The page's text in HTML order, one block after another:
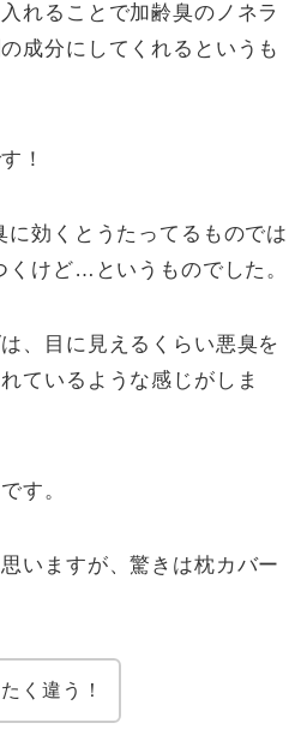
れることで加齢臭のノネラ
成分にしてくれるというも
！
に効くとうたってるものでは
けど…というものでした。
、目に見えるくらい悪臭を
ているような感じがしま
す。
いますが、驚きは枕カバー
く違う！